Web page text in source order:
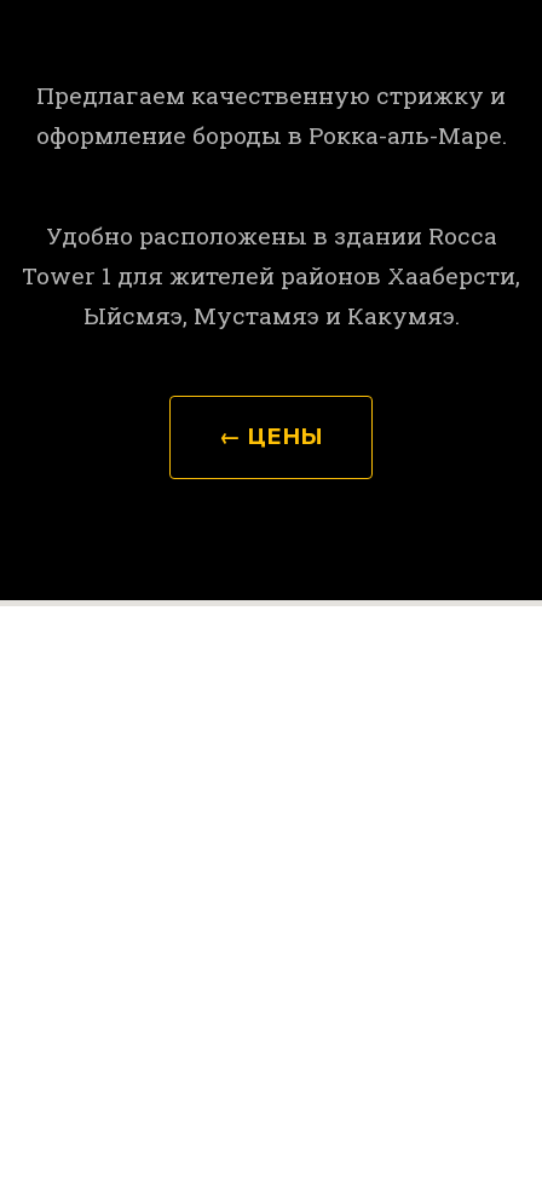
Предлагаем качественную стрижку и
оформление бороды в Рокка-аль-Маре.
Удобно расположены в здании Rocca
Tower 1 для жителей районов Хааберсти,
Ыйсмяэ, Мустамяэ и Какумяэ.
← ЦЕНЫ